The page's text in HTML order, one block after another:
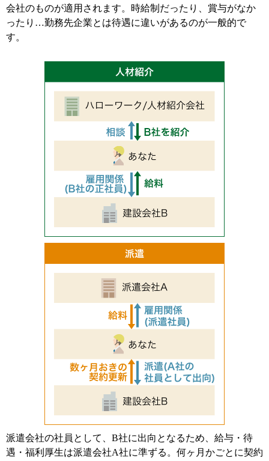
会社のものが適用されます。時給制だったり、賞与がなか
ったり…勤務先企業とは待遇に違いがあるのが一般的で
す。
派遣会社の社員として、B社に出向となるため、給与・待
遇・福利厚生は派遣会社A社に準ずる。何ヶ月かごとに契約